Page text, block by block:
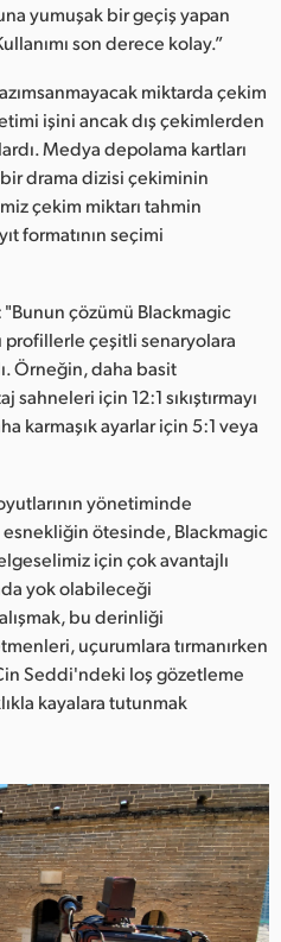
yumuşak bir geçiş yapan
son derece kolay.”
miktarda çekim
işini ancak dış çekimlerden
Medya depolama kartları
bir drama dizisi çekiminin
çekim miktarı tahmin
formatının seçimi
çözümü Blackmagic
profillerle çeşitli senaryolara
Örneğin, daha basit
için 12:1 sıkıştırmayı
karmaşık ayarlar için 5:1 veya
yönetiminde
esnekliğin ötesinde, Blackmagic
için çok avantajlı
yok olabileceği
bu derinliği
uçurumlara tırmanırken
Seddi'ndeki loş gözetleme
kayalara tutunmak